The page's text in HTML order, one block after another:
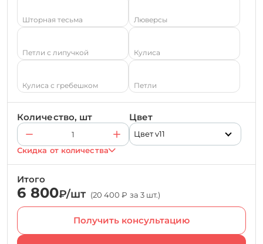
Шторная тесьма Люверсы
Петли с липучкой Кулиса
Кулиса с гребешком Петли
Количество, шт Цвет
Цвет v11
Скидка от количества
Итого
6 800₽/шт (20 400 ₽ за 3 шт.)
Получить консультацию